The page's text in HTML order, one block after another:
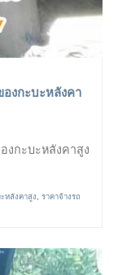
องกะบะหลังคา
งกะบะหลังคาสูง
หลังคาสูง
ราคาจ้างรถ